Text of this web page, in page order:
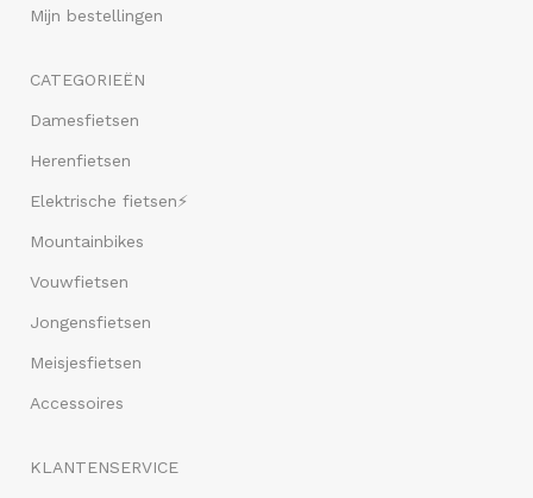
Mijn bestellingen
CATEGORIEËN
Damesfietsen
Herenfietsen
Elektrische fietsen⚡
Mountainbikes
Vouwfietsen
Jongensfietsen
Meisjesfietsen
Accessoires
KLANTENSERVICE